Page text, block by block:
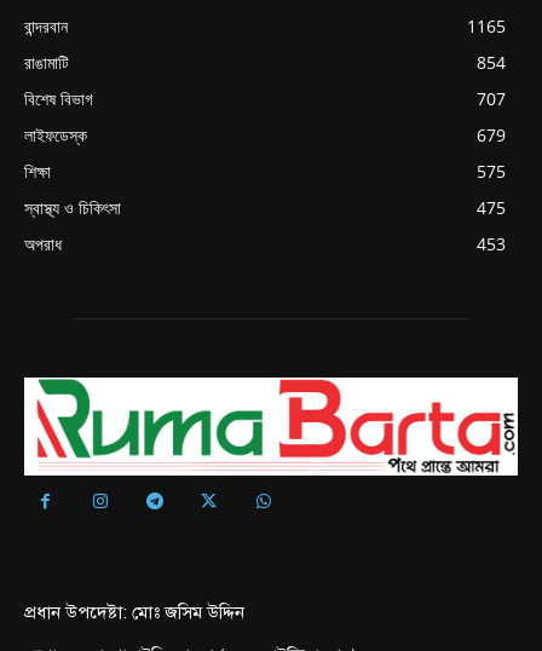
বান্দরবান
1165
রাঙামাটি
854
বিশেষ বিভাগ
707
লাইফডেস্ক
679
শিক্ষা
575
স্বাস্থ্য ও চিকিৎসা
475
অপরাধ
453
প্রধান উপদেষ্টা: মোঃ জসিম উদ্দিন